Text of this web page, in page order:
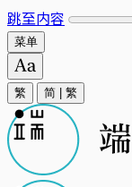
跳至内容
菜单
繁 简 繁